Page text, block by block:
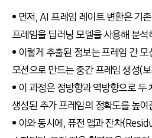
• 먼저, AI 프레임 레이트 변환은 기
프레임을 딥러닝 모델을 사용해 분
• 이렇게 추출된 정보는 프레임 간
모션으로 만드는 중간 프레임 생성(
• 이 과정은 정방향과 역방향으로 두
생성된 추가 프레임의 정확도를 높여
• 이와 동시에, 퓨전 맵과 잔차